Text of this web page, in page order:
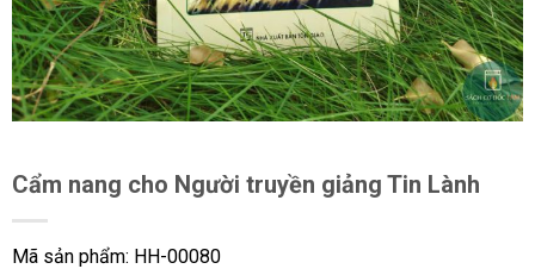
Cẩm nang cho Người truyền giảng Tin Lành
Mã sản phẩm: HH-00080